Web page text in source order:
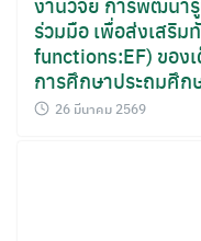
ร่วมมือ เพื่อส่งเสริ
functions:EF) ของ
การศึกษาประถมศึก
26 มีนาคม 2569